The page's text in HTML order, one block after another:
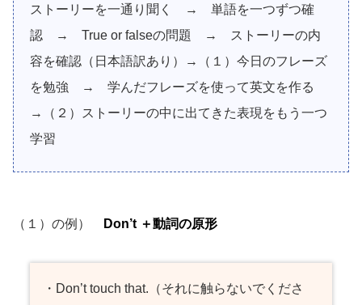
ストーリーを一通り聞く → 単語を一つずつ確
認 → True or falseの問題 → ストーリーの内
容を確認（日本語訳あり）
→（１）今日のフレーズ
を勉強
→ 学んだフレーズを使って英文を作る
→（２）ストーリーの中に出てきた表現をもう一つ
学習
（１）の例） Don’t ＋動詞の原形
・Don’t touch that.（それに触らないでくださ